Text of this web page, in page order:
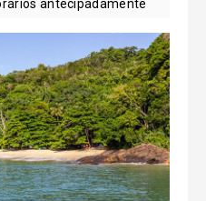
antecipadamente